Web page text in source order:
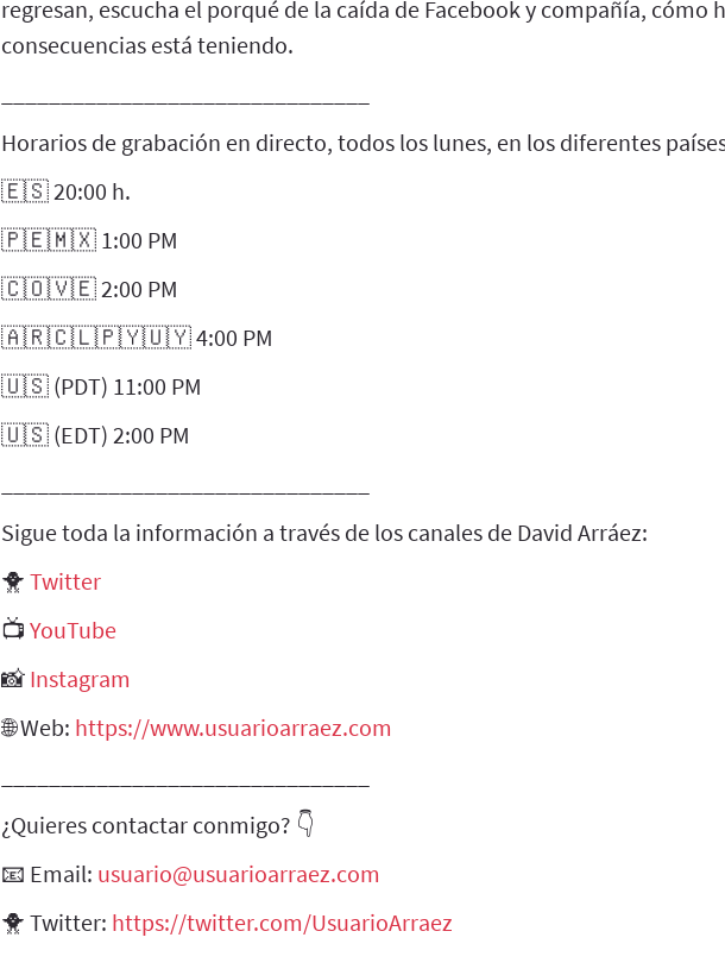
regresan, escucha el porqué de la caída de Facebook y compañía, cómo
consecuencias está teniendo.
Horarios de grabación en directo, todos los lunes, en los diferentes
🇪🇸 20:00 h.
🇵🇪🇲🇽 1:00 PM
🇨🇴🇻🇪 2:00 PM
🇦🇷🇨🇱🇵🇾🇺🇾 4:00 PM
🇺🇸 (PDT) 11:00 PM
🇺🇸 (EDT) 2:00 PM
Sigue toda la información a través de los canales de David Arráez:
🐥 Twitter
📺 YouTube
📸 Instagram
🌐 Web: https://www.usuarioarraez.com
¿Quieres contactar conmigo? 👇
📧 Email: usuario@usuarioarraez.com
🐥 Twitter: https://twitter.com/UsuarioArraez